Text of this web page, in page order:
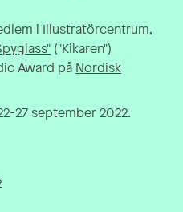
i Illustratörcentrum,
("Kikaren")
Award på Nordisk
27 september 2022.